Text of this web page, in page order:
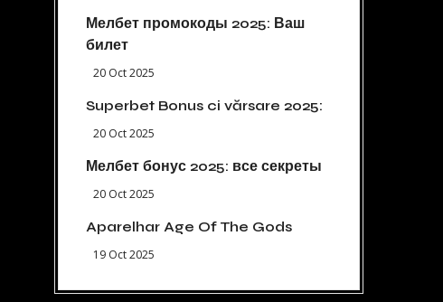
Мелбет промокоды 2025: Ваш
билет
20 Oct 2025
Superbet Bonus ci vărsare 2025:
20 Oct 2025
Мелбет бонус 2025: все секреты
20 Oct 2025
Aparelhar Age Of The Gods
19 Oct 2025